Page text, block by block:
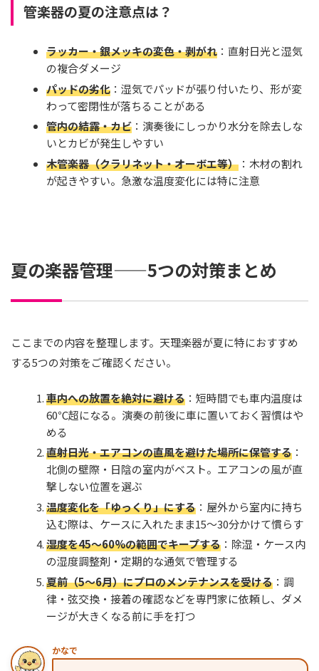
管楽器の夏の注意点は？
ラッカー・銀メッキの変色・剥がれ：直射日光と湿気
の複合ダメージ
パッドの劣化：湿気でパッドが張り付いたり、形が変
わって密閉性が落ちることがある
管内の結露・カビ：演奏後にしっかり水分を除去しな
いとカビが発生しやすい
木管楽器（クラリネット・オーボエ等）：木材の割れ
が起きやすい。急激な温度変化には特に注意
夏の楽器管理——5つの対策まとめ
ここまでの内容を整理します。天理楽器が夏に特におすすめ
する5つの対策をご確認ください。
車内への放置を絶対に避ける：短時間でも車内温度は
60℃超になる。演奏の前後に車に置いておく習慣はや
める
直射日光・エアコンの直風を避けた場所に保管する：
北側の壁際・日陰の室内がベスト。エアコンの風が直
撃しない位置を選ぶ
温度変化を「ゆっくり」にする：屋外から室内に持ち
込む際は、ケースに入れたまま15〜30分かけて慣らす
湿度を45〜60%の範囲でキープする：除湿・ケース内
の湿度調整剤・定期的な通気で管理する
夏前（5〜6月）にプロのメンテナンスを受ける：調
律・弦交換・接着の確認などを専門家に依頼し、ダメ
ージが大きくなる前に手を打つ
かなで